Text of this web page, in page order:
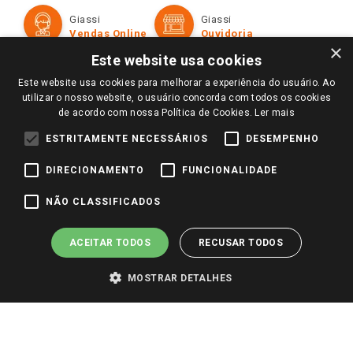
Televendas
Perguntas frequentes
Trabalhe Conosco
Identidade Visual
Formas de Pagamento
Políticas de entrega
Trocas e Devoluções
Giassi
Vendas Online
Giassi
Ouvidoria
Redes Sociais
Pagamento e Segurança
×
Este website usa cookies
Este website usa cookies para melhorar a experiência do usuário. Ao
utilizar o nosso website, o usuário concorda com todos os cookies
de acordo com nossa Política de Cookies. Ler mais
ESTRITAMENTE NECESSÁRIOS DESEMPENHO
DIRECIONAMENTO FUNCIONALIDADE
NÃO CLASSIFICADOS
ACEITAR TODOS RECUSAR TODOS
MOSTRAR DETALHES